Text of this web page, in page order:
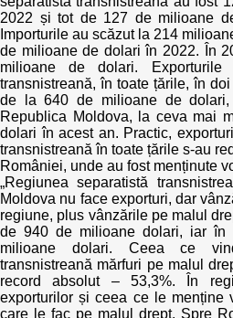
2022 și tot de 127 de milioane
Importurile au scăzut la 214
de milioane de dolari în 2022. În
milioane de dolari. Exporturile
transnistreană, în toate țările, în
de la 640 de milioane de
Republica Moldova, la ceva mai
dolari în acest an. Practic,
transnistreană în toate țările s-au
României, unde au fost menținute
„Regiunea separatistă
Moldova nu face exporturi, dar
regiune, plus vânzările pe malul
de 940 de milioane dolari, iar
milioane dolari. Ceea ce
transnistreană mărfuri pe malul
record absolut – 53,3%. În
exporturilor și ceea ce le menține
care le fac pe malul drept. Spre